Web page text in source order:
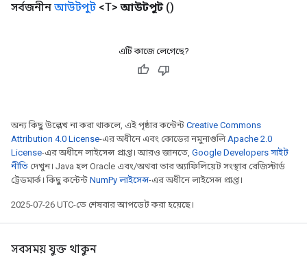
সর্বজনীন আউটপুট <T> আউটপুট ()
এটি কাজে লেগেছে?
অন্য কিছু উল্লেখ না করা থাকলে, এই পৃষ্ঠার কন্টেন্ট Creative Commons
Attribution 4.0 License-এর অধীনে এবং কোডের নমুনাগুলিApache 2.0
License-এর অধীনে লাইসেন্স প্রাপ্ত। আরও জানতে, Google Developers সাইট
নীতি দেখুন। Java হল Oracle এবং/অথবা তার অ্যাফিলিয়েট সংস্থার রেজিস্টার্ড
ট্রেডমার্ক। কিছু কন্টেন্ট NumPy লাইসেন্স-এর অধীনে লাইসেন্স প্রাপ্ত।
2025-07-26 UTC-তে শেষবার আপডেট করা হয়েছে।
সবসময় যুক্ত থাকুন